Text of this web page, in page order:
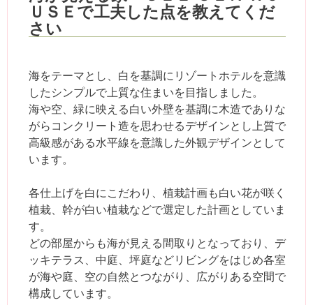
ＵＳＥで工夫した点を教えてくだ
さい
海をテーマとし、白を基調にリゾートホテルを意識
したシンプルで上質な住まいを目指しました。
海や空、緑に映える白い外壁を基調に木造でありな
がらコンクリート造を思わせるデザインとし上質で
高級感がある水平線を意識した外観デザインとして
います。
各仕上げを白にこだわり、植栽計画も白い花が咲く
植栽、幹が白い植栽などで選定した計画としていま
す。
どの部屋からも海が見える間取りとなっており、デ
ッキテラス、中庭、坪庭などリビングをはじめ各室
が海や庭、空の自然とつながり、広がりある空間で
構成しています。